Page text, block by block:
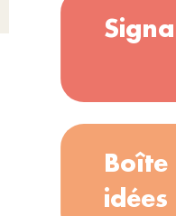
Boîte
idées